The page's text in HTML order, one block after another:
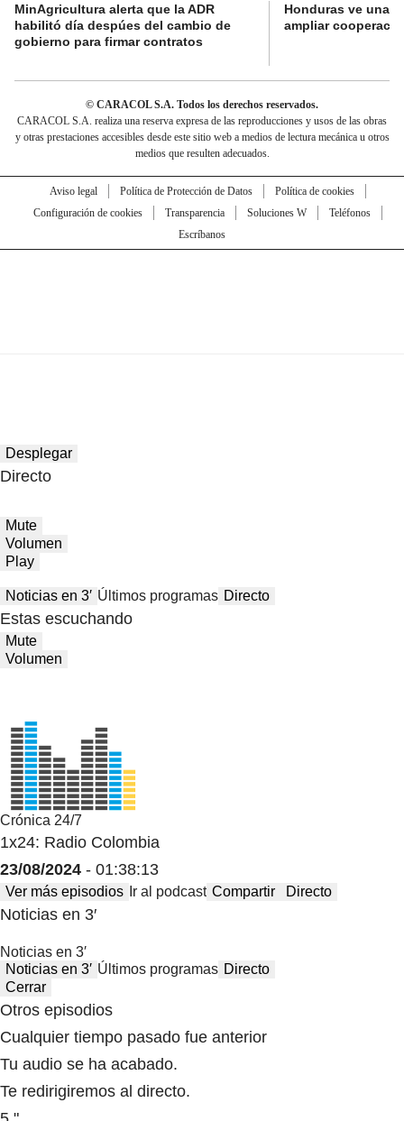
MinAgricultura alerta que la ADR
habilitó día despúes del cambio de
gobierno para firmar contratos
Honduras ve una
ampliar
© CARACOL S.A. Todos los derechos reservados.
CARACOL S.A. realiza una reserva expresa de las reproducciones y usos de las obras
y otras prestaciones accesibles desde este sitio web a medios de lectura mecánica u otros
medios que resulten adecuados.
Aviso legal Política de Protección de Datos
Política de cookies
Configuración de cookies
Transparencia Soluciones W
Teléfonos
Escríbanos
Desplegar
Directo
Mute
Volumen
Play
Noticias en 3′ Últimos programas Directo
Estas escuchando
Mute
Volumen
Crónica 24/7
1x24: Radio Colombia
23/08/2024 - 01:38:13
Ver más episodios Ir al podcast Compartir Directo
Noticias en 3′
Noticias en 3′
Noticias en 3′ Últimos programas Directo
Cerrar
Otros episodios
Cualquier tiempo pasado fue anterior
Tu audio se ha acabado.
Te redirigiremos al directo.